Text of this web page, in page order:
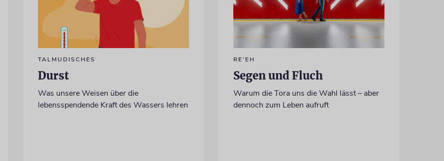
TALMUDISCHES
Durst
Was unsere Weisen über die
lebensspendende Kraft des Wassers lehren
RE’EH
Segen und Fluch
Warum die Tora uns die Wahl lässt – aber
dennoch zum Leben aufruft